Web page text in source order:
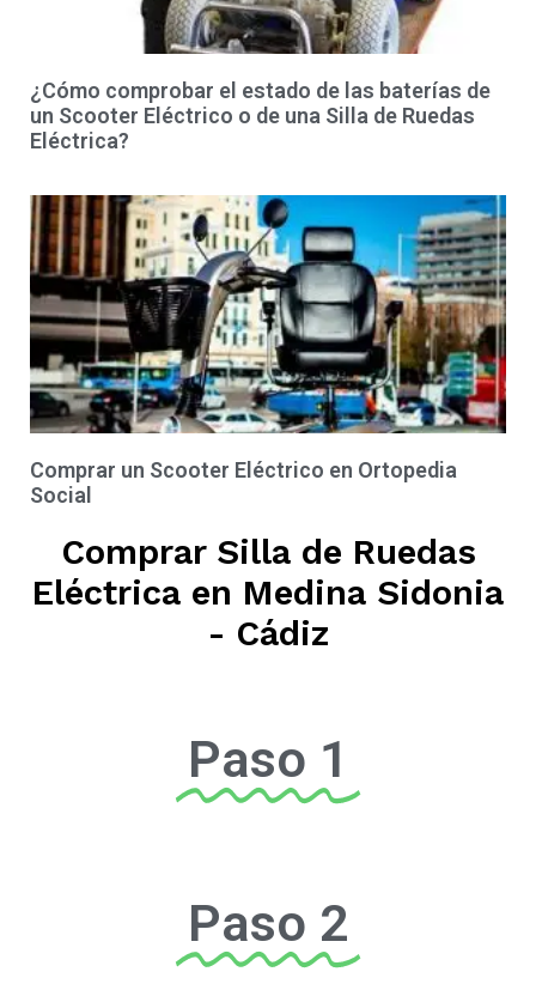
¿Cómo comprobar el estado de las baterías de
un Scooter Eléctrico o de una Silla de Ruedas
Eléctrica?
Comprar un Scooter Eléctrico en Ortopedia
Social
Comprar Silla de Ruedas
Eléctrica en Medina Sidonia
- Cádiz
Paso 1
Paso 2